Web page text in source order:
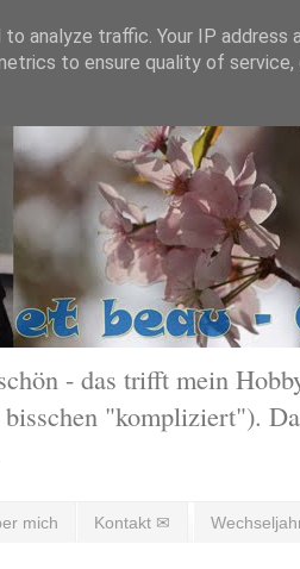
- das trifft mein
"kompliziert").
mich Kontakt ✉
analyze traffic. Your IP address
to ensure quality of service,